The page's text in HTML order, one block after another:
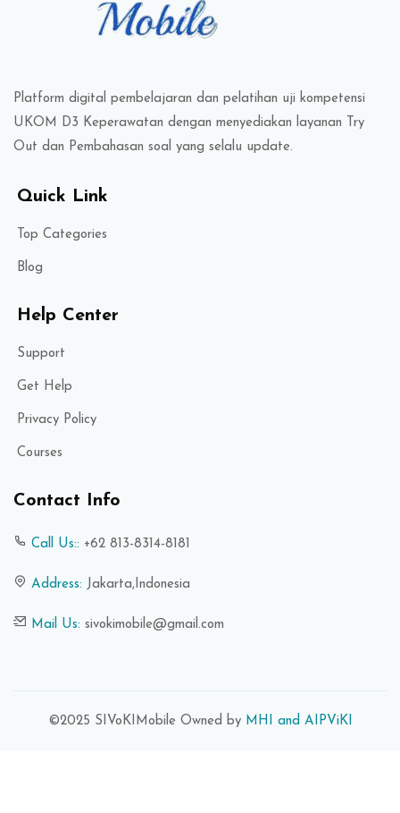
Platform digital pembelajaran dan pelatihan uji kompetensi
UKOM D3 Keperawatan dengan menyediakan layanan Try
Out dan Pembahasan soal yang selalu update.
Quick Link
Top Categories
Blog
Help Center
Support
Get Help
Privacy Policy
Courses
Contact Info
Call Us:: +62 813-8314-8181
Address: Jakarta,Indonesia
Mail Us: sivokimobile@gmail.com
©2025 SIVoKIMobile Owned by MHI and AIPViKI